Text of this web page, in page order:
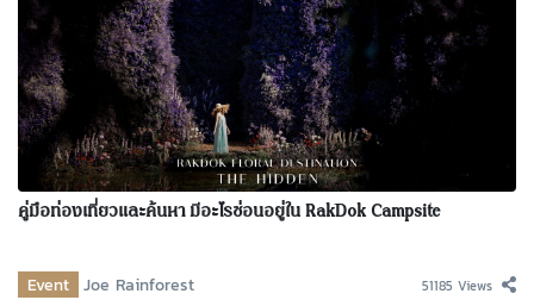
คู่มือท่องเที่ยวและค้นหา มีอะไรซ่อนอยู่ใน RakDok Campsite
Event Joe Rainforest 51185 Views